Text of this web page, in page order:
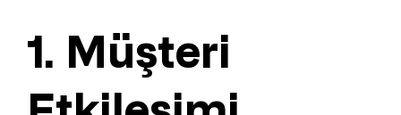
1. Müşteri